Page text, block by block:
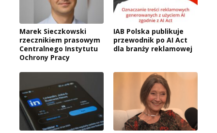
Marek Sieczkowski
rzecznikiem prasowym
Centralnego Instytutu
Ochrony Pracy
IAB Polska publikuje
przewodnik po AI Act
dla branży reklamowej